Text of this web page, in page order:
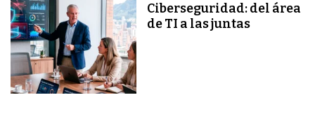
Ciberseguridad: del área
de TI a las juntas